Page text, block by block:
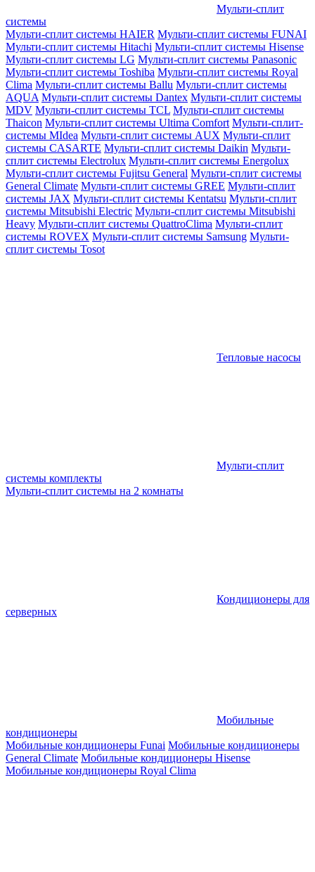
Мульти-сплит
системы
Мульти-сплит системы HAIER Мульти-сплит системы FUNAI
Мульти-сплит системы Hitachi Мульти-сплит системы Hisense
Мульти-сплит системы LG Мульти-сплит системы Panasonic
Мульти-сплит системы Toshiba Мульти-сплит системы Royal
Clima Мульти-сплит системы Ballu Мульти-сплит системы
AQUA Мульти-сплит системы Dantex Мульти-сплит системы
MDV Мульти-сплит системы TCL Мульти-сплит системы
Thaicon Мульти-сплит системы Ultima Comfort Мульти-сплит-
системы MIdea Мульти-сплит системы AUX Мульти-сплит
системы CASARTE Мульти-сплит системы Daikin Мульти-
сплит системы Electrolux Мульти-сплит системы Energolux
Мульти-сплит системы Fujitsu General Мульти-сплит системы
General Climate Мульти-сплит системы GREE Мульти-сплит
системы JAX Мульти-сплит системы Kentatsu Мульти-сплит
системы Mitsubishi Electric Мульти-сплит системы Mitsubishi
Heavy Мульти-сплит системы QuattroClima Мульти-сплит
системы ROVEX Мульти-сплит системы Samsung Мульти-
сплит системы Tosot
Тепловые насосы
Мульти-сплит
системы комплекты
Мульти-сплит системы на 2 комнаты
Кондиционеры для
серверных
Мобильные
кондиционеры
Мобильные кондиционеры Funai Мобильные кондиционеры
General Climate Мобильные кондиционеры Hisense
Мобильные кондиционеры Royal Clima